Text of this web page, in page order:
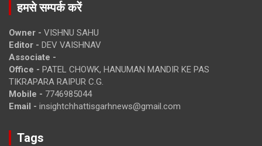
हमसे सम्पर्क करें
Owner - VISHNU SAHU
Editor - DEV VAISHNAV
Associate -
Office - PATEL CHOWK, HANUMAN MANDIR KE PAS
TIKRAPARA RAIPUR C.G.
Mobile - 7746985044
Email - insightchhattisgarhnews@gmail.com
Tags